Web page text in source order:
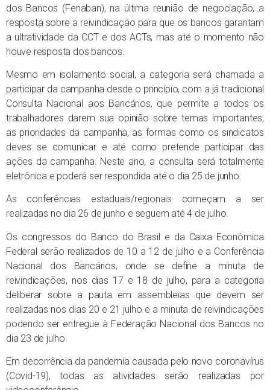
dos Bancos (Fenaban), na última reunião de negociação, a
resposta sobre a reivindicação para que os bancos garantam
a ultratividade da CCT e dos ACTs, mas até o momento não
houve resposta dos bancos.
Mesmo em isolamento social, a categoria será chamada a
participar da campanha desde o princípio, com a já tradicional
Consulta Nacional aos Bancários, que permite a todos os
trabalhadores darem sua opinião sobre temas importantes,
as prioridades da campanha, as formas como os sindicatos
deves se comunicar e até como pretende participar das
ações da campanha. Neste ano, a consulta será totalmente
eletrônica e poderá ser respondida até o dia 25 de junho.
As conferências estaduais/regionais começam a ser
realizadas no dia 26 de junho e seguem até 4 de julho.
Os congressos do Banco do Brasil e da Caixa Econômica
Federal serão realizados de 10 a 12 de julho e a Conferência
Nacional dos Bancários, onde se define a minuta de
reivindicações, nos dias 17 e 18 de julho, para a categoria
deliberar sobre a pauta em assembleias que devem ser
realizadas nos dias 20 e 21 julho e a minuta de reivindicações
podendo ser entregue à Federação Nacional dos Bancos no
dia 23 de julho.
Em decorrência da pandemia causada pelo novo coronavírus
(Covid-19), todas as atividades serão realizadas por